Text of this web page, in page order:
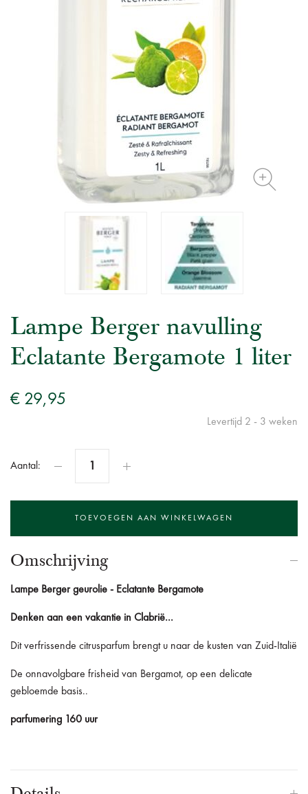
Lampe Berger navulling
Eclatante Bergamote 1 liter
€ 29,95
Levertijd 2 - 3 weken
Aantal:
Omschrijving
Lampe Berger geurolie - Eclatante Bergamote
Denken aan een vakantie in Clabrië...
Dit verfrissende citrusparfum brengt u naar de kusten van Zuid-Italië
De onnavolgbare frisheid van Bergamot, op een delicate
gebloemde basis..
parfumering 160 uur